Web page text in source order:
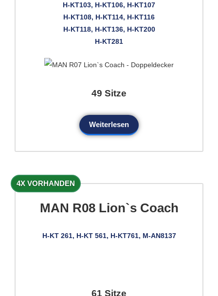
H-KT103, H-KT106, H-KT107
H-KT108, H-KT114, H-KT116
H-KT118, H-KT136, H-KT200
H-KT281
49 Sitze
Weiterlesen
4X VORHANDEN
MAN R08 Lion`s Coach
H-KT 261, H-KT 561, H-KT761, M-AN8137
61 Sitze